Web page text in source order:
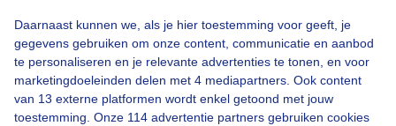
Daarnaast kunnen we, als je hier toestemming voor geeft, je
gegevens gebruiken om onze content, communicatie en aanbod
te personaliseren en je relevante advertenties te tonen, en voor
marketingdoeleinden delen met 4 mediapartners. Ook content
van 13 externe platformen wordt enkel getoond met jouw
toestemming. Onze 114 advertentie partners gebruiken cookies
Over Buienradar
Bedrijfsgegevens
Veelgestelde vragen